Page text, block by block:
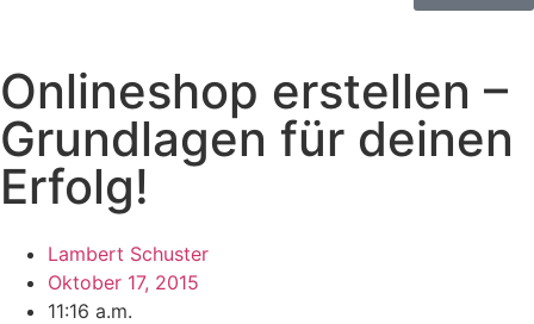
Onlineshop erstellen –
Grundlagen für deinen
Erfolg!
Lambert Schuster
Oktober 17, 2015
11:16 a.m.